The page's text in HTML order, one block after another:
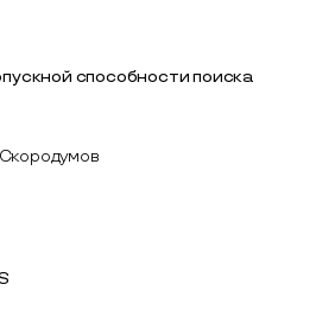
способности поиска